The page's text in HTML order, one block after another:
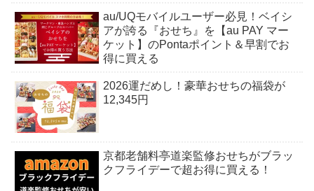
au/UQモバイルユーザー必見！ベイシ
アが誇る『おせち』を【au PAY マー
ケット】のPontaポイント＆早割でお
得に買える
2026運だめし！豪華おせちの福袋が
12,345円
京都老舗料亭道楽監修おせちがブラッ
クフライデーで超お得に買える！